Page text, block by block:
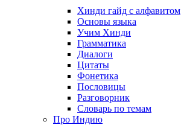
Хинди гайд с алфавитом
Основы языка
Учим Хинди
Грамматика
Диалоги
Цитаты
Фонетика
Пословицы
Разговорник
Словарь по темам
Про Индию